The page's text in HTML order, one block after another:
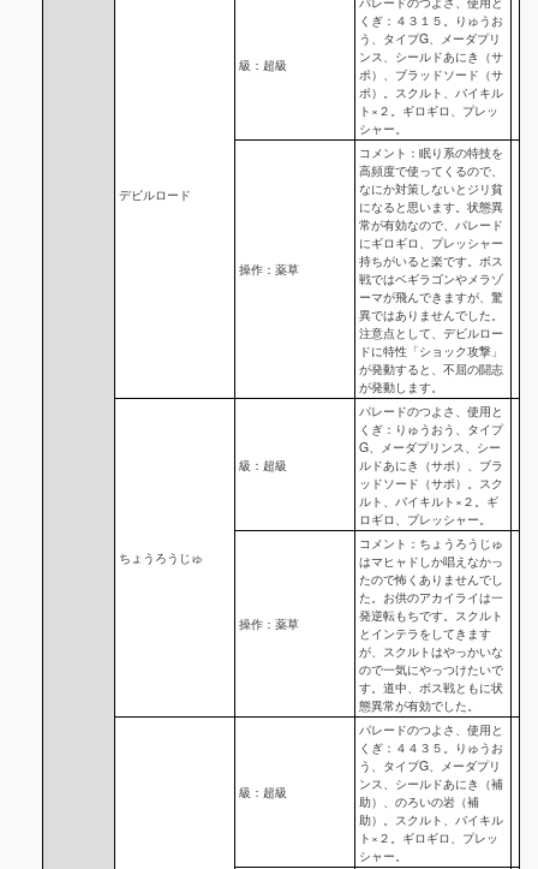
デビルロード
級：超級
くぎ：４３１５。りゅうお
う、タイプG、メーダプリ
ンス、シールドあにき（サ
ポ）、ブラッドソード（サ
ポ）。スクルト、バイキル
ト×２。ギロギロ、プレッ
シャー。
操作：薬草
コメント：眠り系の特技を
高頻度で使ってくるので、
なにか対策しないとジリ貧
になると思います。状態異
常が有効なので、パレード
にギロギロ、プレッシャー
持ちがいると楽です。ボス
戦ではベギラゴンやメラゾ
ーマが飛んできますが、驚
異ではありませんでした。
注意点として、デビルロー
ドに特性「ショック攻撃」
が発動すると、不屈の闘志
が発動します。
ちょうろうじゅ
級：超級
パレードのつよさ、使用と
くぎ：りゅうおう、タイプ
G、メーダプリンス、シー
ルドあにき（サポ）、ブラ
ッドソード（サポ）。スク
ルト、バイキルト×２。ギ
ロギロ、プレッシャー。
操作：薬草
コメント：ちょうろうじゅ
はマヒャドしか唱えなかっ
たので怖くありませんでし
た。お供のアカイライは一
発逆転もちです。スクルト
とインテラをしてきます
が、スクルトはやっかいな
ので一気にやっつけたいで
す。道中、ボス戦ともに状
態異常が有効でした。
級：超級
パレードのつよさ、使用と
くぎ：４４３５。りゅうお
う、タイプG、メーダプリ
ンス、シールドあにき（補
助）、のろいの岩（補
助）。スクルト、バイキル
ト×２。ギロギロ、プレッ
シャー。